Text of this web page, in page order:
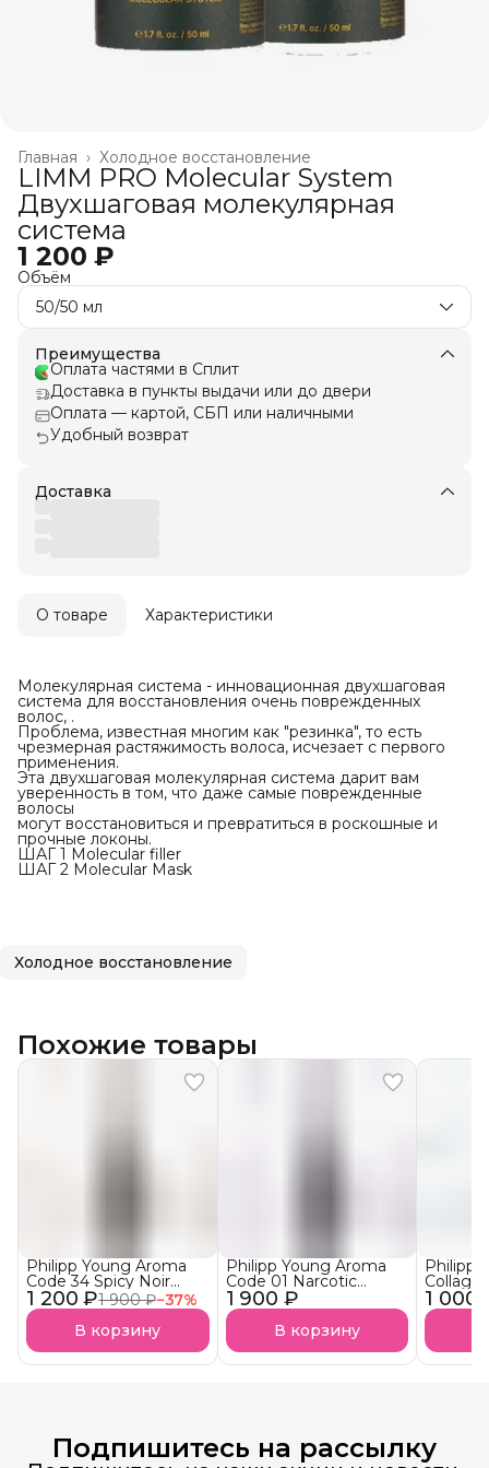
Холодное восстановление
Главная ›
LIMM PRO Molecular System
Двухшаговая молекулярная
система
1 200 ₽
Объём
50/50 мл
Преимущества
Оплата частями в Сплит
Доставка в пункты выдачи или до двери
Оплата — картой, СБП или наличными
Удобный возврат
Доставка
О товаре Характеристики
Молекулярная система - инновационная двухшаговая
система для восстановления очень поврежденных
волос, .
Проблема, известная многим как "резинка", то есть
чрезмерная растяжимость волоса, исчезает с первого
применения.
Эта двухшаговая молекулярная система дарит вам
уверенность в том, что даже самые поврежденные
волосы
могут восстановиться и превратиться в роскошные и
прочные локоны.
ШАГ 1 Molecular filler
ШАГ 2 Molecular Mask
Холодное восстановление
Похожие товары
1 200 ₽1 900 ₽−37%
Philipp Young Aroma
Code 34 Spicy Noir
Арома-Бустер Пряный
нуар АКЦИЯ!
В корзину
1 900 ₽
Philipp Young Aroma
Code 01 Narcotic
Blossom Арома-
Бустер
Наркотический
Цветок
В корзину
1 000
Philipp
Ultra
Подпишитесь на рассылку